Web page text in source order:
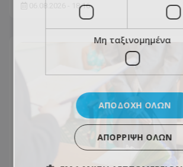
06.08.2026 - 18:16
Μη ταξινομημένα
ΑΠΟΔΟΧΉ ΌΛΩΝ
ΑΠΌΡΡΙΨΗ ΌΛΩΝ